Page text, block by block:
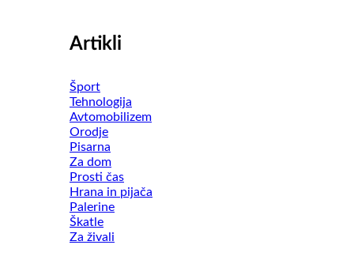
Artikli
Šport
Tehnologija
Avtomobilizem
Orodje
Pisarna
Za dom
Prosti čas
Hrana in pijača
Palerine
Škatle
Za živali